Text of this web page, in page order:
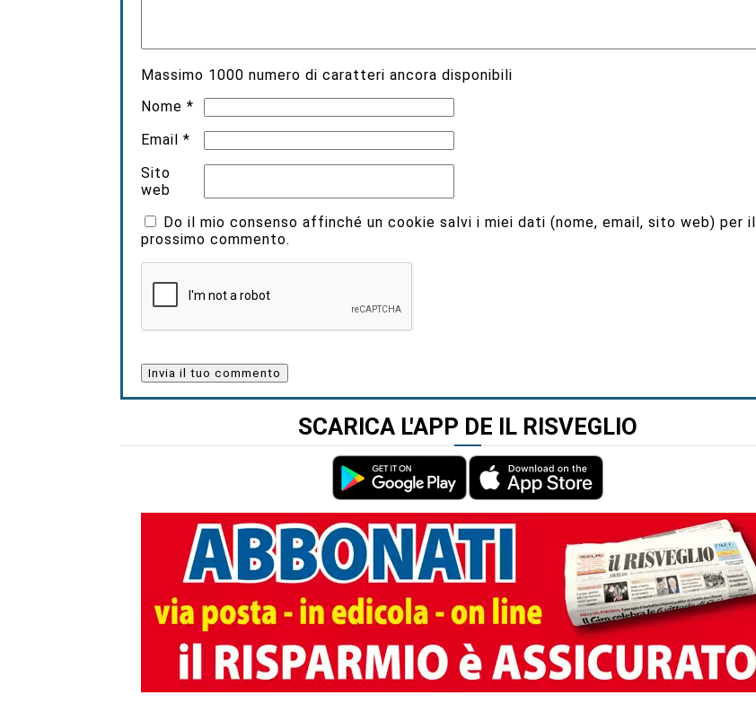
Massimo 1000 numero di caratteri ancora disponibili
Nome*
Email*
Sito
web
Do il mio consenso affinché un cookie salvi i miei dati (nome, email, sito web) per il
prossimo commento.
SCARICA L'APP DE IL RISVEGLIO